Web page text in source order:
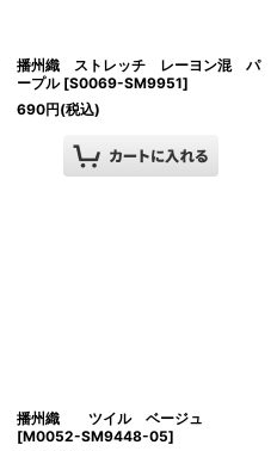
播州織 ストレッチ レーヨン混 パ
ープル [S0069-SM9951]
690円(税込)
播州織 ツイル ベージュ
[M0052-SM9448-05]